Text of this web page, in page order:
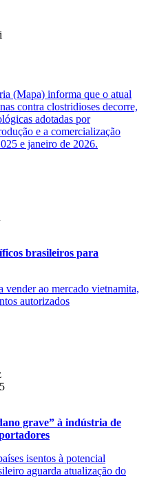
(Mapa) informa que o atual
contra clostridioses decorre,
adotadas por
e a comercialização
e janeiro de 2026.
brasileiros para
vender ao mercado vietnamita,
autorizados
grave” à indústria de
isentos à potencial
aguarda atualização do